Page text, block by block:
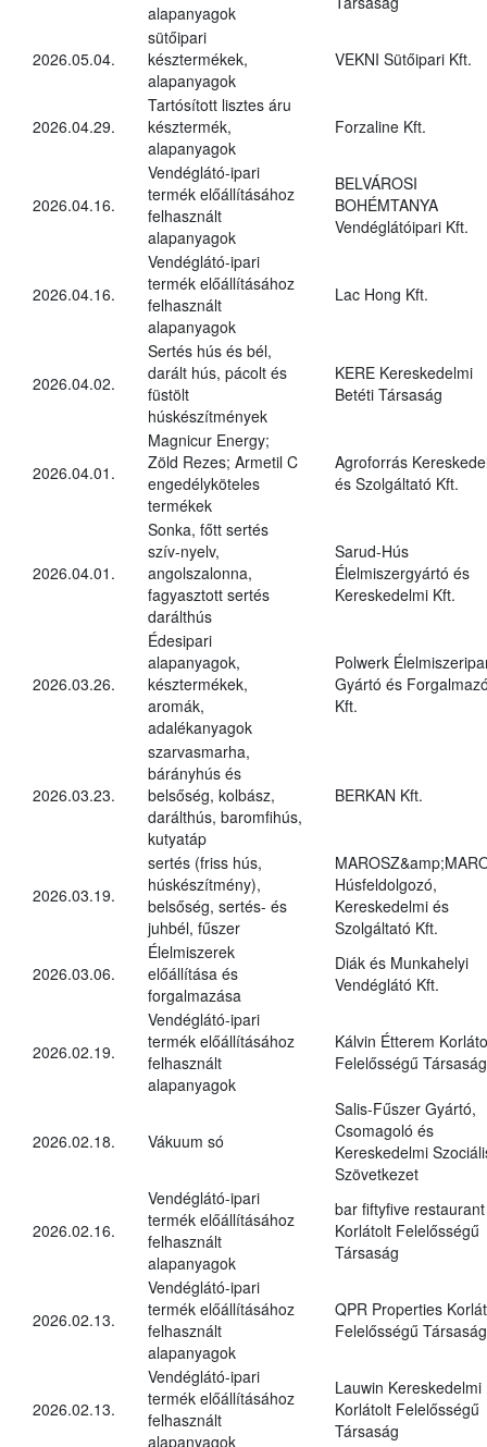
alapanyagok
2026.05.04.
sütőipari
késztermékek,
alapanyagok
VEKNI Sütőipari Kft.
2026.04.29.
Tartósított lisztes áru
késztermék,
alapanyagok
Forzaline Kft.
2026.04.16.
Vendéglátó-ipari
termék előállításához
felhasznált
alapanyagok
BELVÁROSI
BOHÉMTANYA
Vendéglátóipari Kft.
2026.04.16.
Vendéglátó-ipari
termék előállításához
felhasznált
alapanyagok
Lac Hong Kft.
2026.04.02.
Sertés hús és bél,
darált hús, pácolt és
füstölt
húskészítmények
KERE Kereskedelmi
Betéti Társaság
2026.04.01.
Magnicur Energy;
Zöld Rezes; Armetil C
engedélyköteles
termékek
Agroforrás
és Szolgáltató Kft.
2026.04.01.
Sonka, főtt sertés
szív-nyelv,
angolszalonna,
fagyasztott sertés
darálthús
Sarud-Hús
Élelmiszergyártó és
Kereskedelmi Kft.
2026.03.26.
Édesipari
alapanyagok,
késztermékek,
aromák,
adalékanyagok
Polwerk
Gyártó és
Kft.
2026.03.23.
szarvasmarha,
bárányhús és
belsőség, kolbász,
darálthús, baromfihús,
kutyatáp
BERKAN Kft.
2026.03.19.
sertés (friss hús,
húskészítmény),
belsőség, sertés- és
juhbél, fűszer
Húsfeldolgozó,
Kereskedelmi és
Szolgáltató Kft.
2026.03.06.
Élelmiszerek
előállítása és
forgalmazása
Diák és Munkahelyi
Vendéglátó Kft.
2026.02.19.
Vendéglátó-ipari
termék előállításához
felhasznált
alapanyagok
Kálvin Étterem
Felelősségű Társaság
2026.02.18. Vákuum só
Salis-Fűszer Gyártó,
Csomagoló és
Kereskedelmi
Szövetkezet
2026.02.16.
Vendéglátó-ipari
termék előállításához
felhasznált
alapanyagok
bar fiftyfive restaurant
Korlátolt Felelősségű
Társaság
2026.02.13.
Vendéglátó-ipari
termék előállításához
felhasznált
alapanyagok
QPR Properties
Felelősségű Társaság
2026.02.13.
Vendéglátó-ipari
termék előállításához
felhasznált
alapanyagok
Lauwin Kereskedelmi
Korlátolt Felelősségű
Társaság